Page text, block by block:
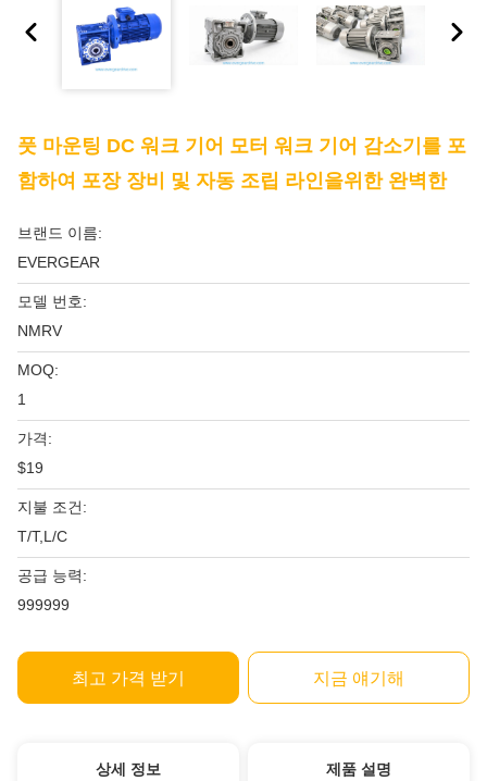
풋 마운팅 DC 워크 기어 모터 워크 기어 감소기를 포
함하여 포장 장비 및 자동 조립 라인을위한 완벽한
브랜드 이름:
EVERGEAR
모델 번호:
NMRV
MOQ:
1
가격:
$19
지불 조건:
T/T,L/C
공급 능력:
999999
최고 가격 받기 지금 얘기해
상세 정보 제품 설명